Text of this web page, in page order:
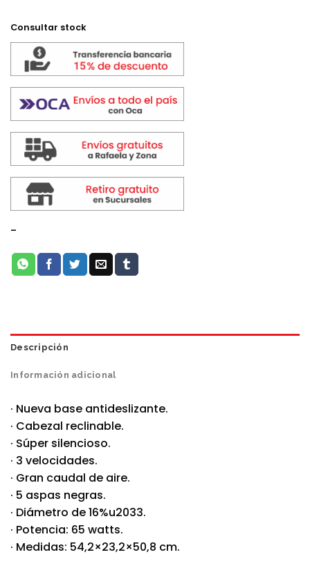
Consultar stock
-
Descripción
Información adicional
· Nueva base antideslizante.
· Cabezal reclinable.
· Súper silencioso.
· 3 velocidades.
· Gran caudal de aire.
· 5 aspas negras.
· Diámetro de 16%u2033.
· Potencia: 65 watts.
· Medidas: 54,2×23,2×50,8 cm.